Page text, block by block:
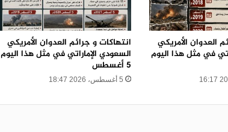
العدوان الأمريكي
في مثل هذا اليوم
انتهاكات و جرائم العدوان الأمريكي
السعودي الإماراتي في مثل هذا اليوم
5 أغسطس
5 أغسطس، 2026 18:47